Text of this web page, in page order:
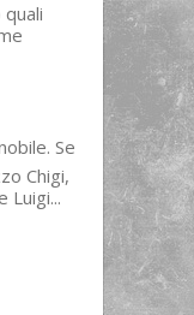
Se
Chigi,
Luigi...